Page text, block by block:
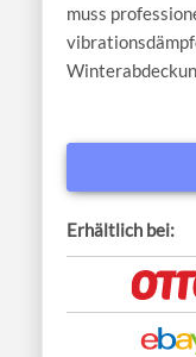
muss
Erhältlich bei: